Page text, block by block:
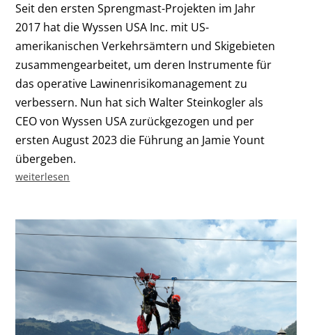
Seit den ersten Sprengmast-Projekten im Jahr
2017 hat die Wyssen USA Inc. mit US-
amerikanischen Verkehrsämtern und Skigebieten
zusammengearbeitet, um deren Instrumente für
das operative Lawinenrisikomanagement zu
verbessern. Nun hat sich Walter Steinkogler als
CEO von Wyssen USA zurückgezogen und per
ersten August 2023 die Führung an Jamie Yount
übergeben.
weiterlesen